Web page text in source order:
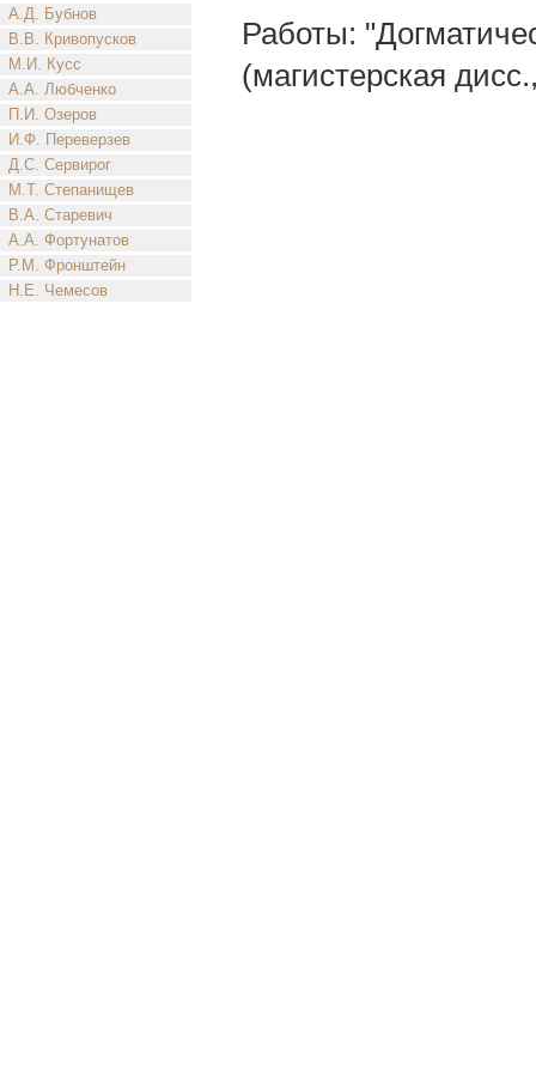
А.Д. Бубнов
В.В. Кривопусков
М.И. Кусс
А.А. Любченко
П.И. Озеров
И.Ф. Переверзев
Д.С. Сервирог
М.Т. Степанищев
В.А. Старевич
А.А. Фортунатов
Р.М. Фронштейн
Н.Е. Чемесов
Работы:
(магистерская